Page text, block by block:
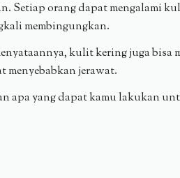
orang dapat mengalami
membingungkan.
kulit kering juga bisa
menyebabkan jerawat.
yang dapat kamu lakukan